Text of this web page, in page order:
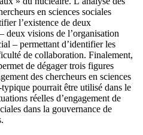
en sciences sociales
l’existence de deux
deux visions de l’organisation
– permettant d’identifier les
de collaboration. Finalement,
de dégager trois figures
des chercheurs en sciences
pourrait être utilisé dans le
réelles d’engagement de
dans la gouvernance de